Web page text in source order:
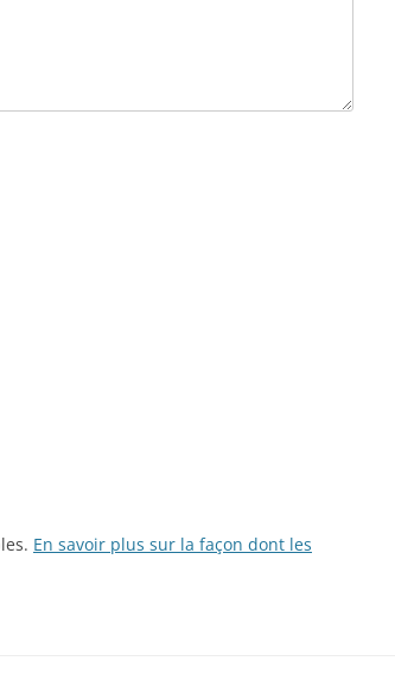
En savoir plus sur la façon dont les